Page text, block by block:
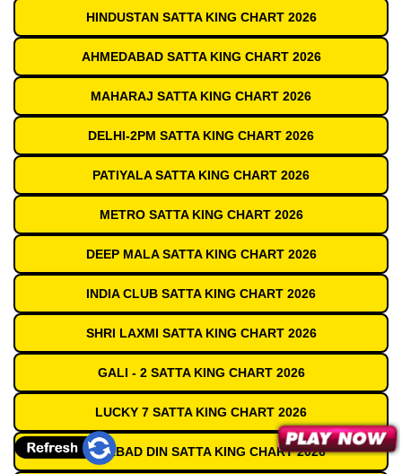
HINDUSTAN SATTA KING CHART 2026
AHMEDABAD SATTA KING CHART 2026
MAHARAJ SATTA KING CHART 2026
DELHI-2PM SATTA KING CHART 2026
PATIYALA SATTA KING CHART 2026
METRO SATTA KING CHART 2026
DEEP MALA SATTA KING CHART 2026
INDIA CLUB SATTA KING CHART 2026
SHRI LAXMI SATTA KING CHART 2026
GALI - 2 SATTA KING CHART 2026
LUCKY 7 SATTA KING CHART 2026
GAZIABAD DIN SATTA KING CHART 2026